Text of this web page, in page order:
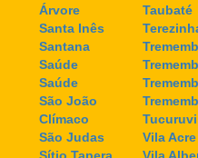
Árvore
Santa Inês
Santana
Saúde
Saúde
São João
Clímaco
São Judas
Sítio Tapera
Taubaté
Tucuruvi
Vila Acre
Vila